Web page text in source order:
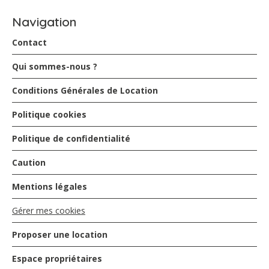
J’ai été au contact de Karine qui est très réactive par
Merci encore pour ce séjour
À bientôt
Charlotte - novembre 2024
Nous avons passé un agréable séjour dans les deux
studios au sein du club pierre et vacances.
et demi) et mes parents.
Studios hyper adapté car au rdc donc sécuritaire pour les
enfants et plus grand terrain de jeux.
Les studios sont communiquants, les grands parents
ont adorés être au plus de leurs petits enfants. (Très
pratique le matin avec le décalage horaire
Les studios sont équipés ; vaisselles, micro ondes, lave
café filtre.
Navigation
Contact
Qui sommes-nous ?
Conditions Générales de Location
Politique cookies
Politique de confidentialité
Caution
Mentions légales
Gérer mes cookies
Proposer une location
Espace propriétaires